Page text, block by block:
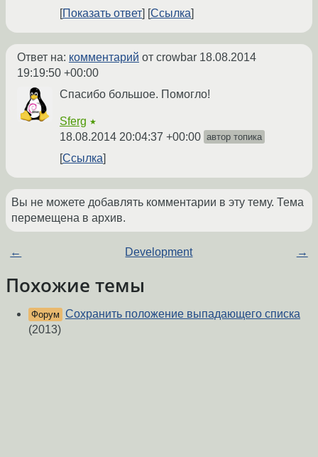
Показать ответ
Ссылка
Ответ на: комментарий от crowbar 18.08.2014
19:19:50 +00:00
Спасибо большое. Помогло!
Sferg ★
18.08.2014 20:04:37 +00:00 автор топика
Ссылка
Вы не можете добавлять комментарии в эту тему. Тема
перемещена в архив.
← Development →
Похожие темы
Форум Сохранить положение выпадающего списка
(2013)